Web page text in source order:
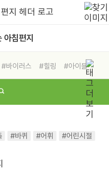
아침편지
#바이러스 #힐링
#아이들
#바퀴 #어휘
#어린시절